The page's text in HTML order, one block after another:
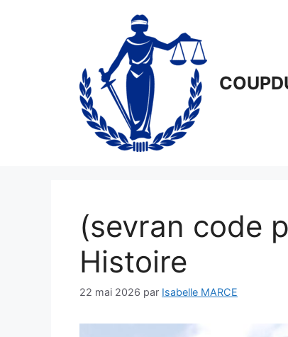
(sevran code
Histoire
22 mai 2026 par Isabelle MARCE